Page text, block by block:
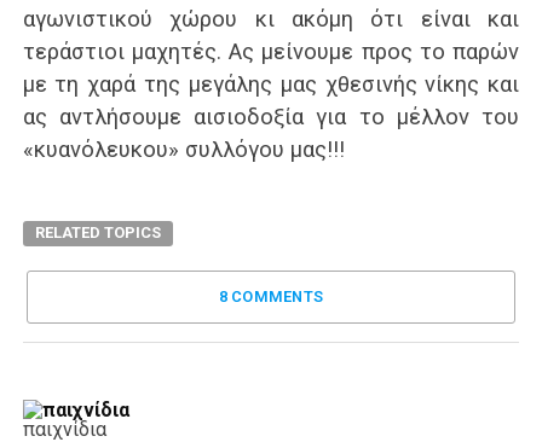
αγωνιστικού χώρου κι ακόμη ότι είναι και
τεράστιοι μαχητές. Ας μείνουμε προς το παρών
με τη χαρά της μεγάλης μας χθεσινής νίκης και
ας αντλήσουμε αισιοδοξία για το μέλλον του
«κυανόλευκου» συλλόγου μας!!!
RELATED TOPICS
8 COMMENTS
παιχνίδια